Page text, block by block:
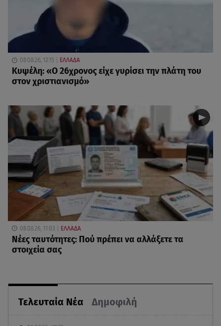
Τελευταία Νέα Δημοφιλή
08.08.26, 12:15 ΕΛΛΑΔΑ
Κυψέλη: «Ο 26χρονος είχε γυρίσει την πλάτη του
στον χριστιανισμό»
08.08.26, 11:03 ΕΛΛΑΔΑ
Νέες ταυτότητες: Πού πρέπει να αλλάξετε τα
στοιχεία σας